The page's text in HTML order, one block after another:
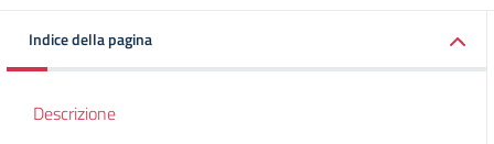
Indice della pagina
Descrizione